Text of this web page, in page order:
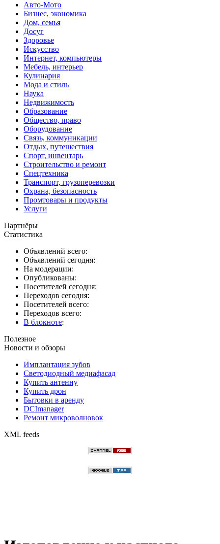
Авто-Мото
Бизнес, экономика
Дом, семья
Досуг
Здоровье
Искусство
Интернет, компьютеры
Мебель, интерьер
Кулинария
Мода и стиль
Наука
Недвижимость
Образование
Общество, право
Оборудование
Связь, коммуникации
Отдых, путешествия
Спорт, инвентарь
Строительство и ремонт
Спецтехника
Транспорт, грузоперевозки
Охрана, безопасность
Промтовары и продукты
Услуги
Партнёры
Статистика
Объявлений всего:
Объявлений сегодня:
На модерации:
Опубликованы:
Посетителей сегодня:
Переходов сегодня:
Посетителей всего:
Переходов всего:
В блокноте:
Полезное
Новости и обзоры
Имплантация зубов
Светодиодный медиафасад
Купить антенну
Купить дрон
Бытовки в аренду
DCImanager
Ремонт микроволновок
XML feeds